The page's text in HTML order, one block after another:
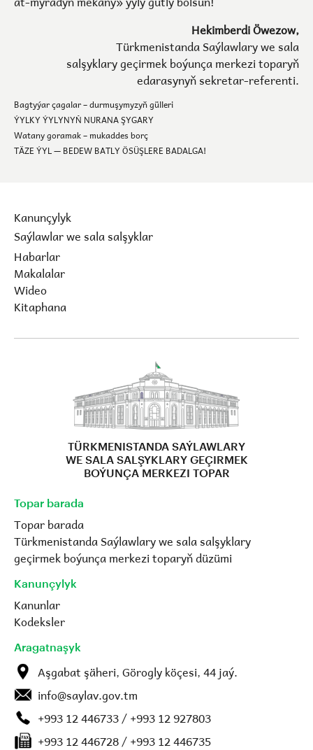
Hekimberdi Öwezow,
Türkmenistanda Saýlawlary we sala
salşyklary geçirmek boýunça merkezi toparyň
edarasynyň sekretar-referenti.
Bagtyýar çagalar – durmuşymyzyň gülleri
ÝYLKY ÝYLYNYŇ NURANA ŞYGARY
Watany goramak – mukaddes borç
TÄZE ÝYL — BEDEW BATLY ÖSÜŞLERE BADALGA!
Kanunçylyk
Saýlawlar we sala salşyklar
Habarlar
Makalalar
Wideo
Kitaphana
TÜRKMENISTANDA SAÝLAWLARY
WE SALA SALŞYKLARY GEÇIRMEK
BOÝUNÇA MERKEZI TOPAR
Topar barada
Topar barada
Türkmenistanda Saýlawlary we sala salşyklary
geçirmek boýunça merkezi toparyň düzümi
Kanunçylyk
Kanunlar
Kodeksler
Aragatnaşyk
Aşgabat şäheri, Görogly köçesi, 44 jaý.
info@saylav.gov.tm
+993 12 446733 / +993 12 927803
+993 12 446728 / +993 12 446735